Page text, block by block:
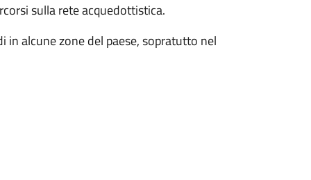
sulla rete acquedottistica.
in alcune zone del paese, sopratutto nel